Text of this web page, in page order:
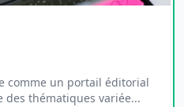
comme un portail éditorial
thématiques variée...